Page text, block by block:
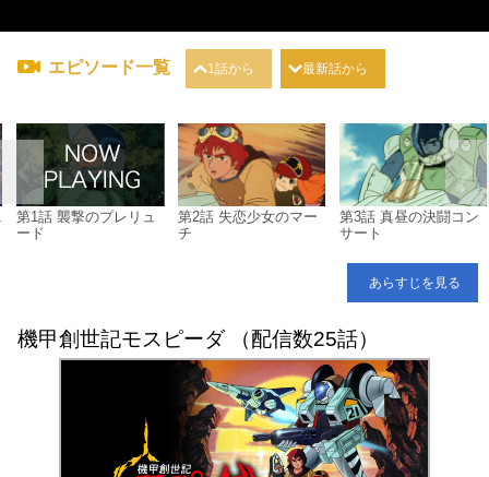
エピソード一覧 1話から 最新話から
第1話 襲撃のプレリュ
ード
第2話 失恋少女のマー
チ
第3話 真昼の決闘コン
サート
あらすじを見る
機甲創世記モスピーダ （配信数25話）